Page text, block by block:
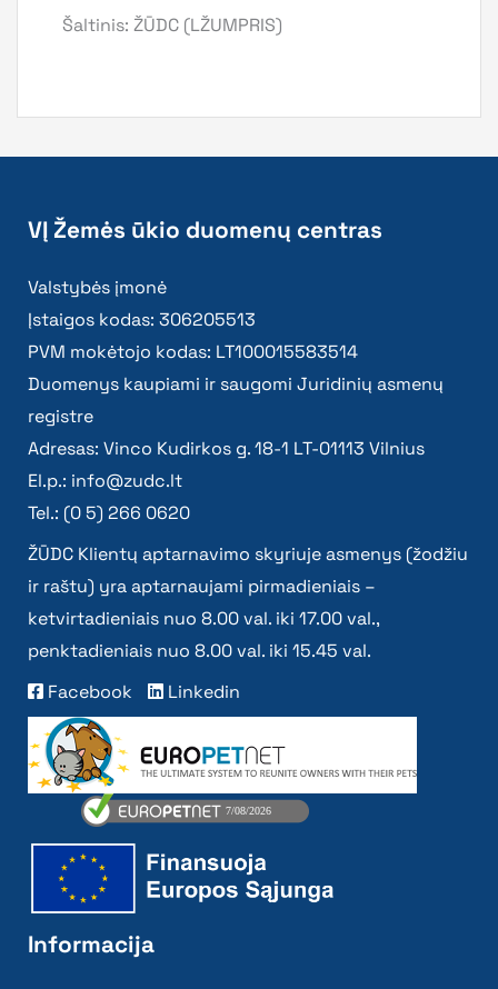
Šaltinis: ŽŪDC (LŽUMPRIS)
VĮ Žemės ūkio duomenų centras
Valstybės įmonė
Įstaigos kodas: 306205513
PVM mokėtojo kodas: LT100015583514
Duomenys kaupiami ir saugomi Juridinių asmenų
registre
Adresas: Vinco Kudirkos g. 18-1 LT-01113 Vilnius
El.p.: info@zudc.lt
Tel.: (0 5) 266 0620
ŽŪDC Klientų aptarnavimo skyriuje asmenys (žodžiu
ir raštu) yra aptarnaujami pirmadieniais –
ketvirtadieniais nuo 8.00 val. iki 17.00 val.,
penktadieniais nuo 8.00 val. iki 15.45 val.
Facebook
Linkedin
Informacija